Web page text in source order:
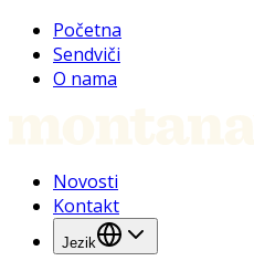
Početna
Sendviči
O nama
Novosti
Kontakt
Jezik